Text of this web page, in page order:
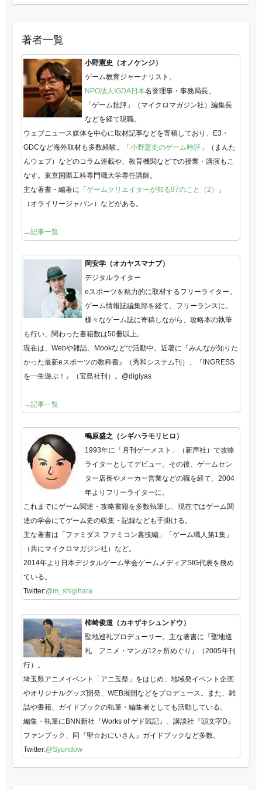
著者一覧
小野憲史（オノケンジ）
ゲーム教育ジャーナリスト。
NPO法人IGDA日本名誉理事・事務局長。
「ゲーム批評」（マイクロマガジン社）編集長
などを経て現職。
ウェブニュース媒体を中心に取材記事などを寄稿しており、E3・
GDCなど海外取材も多数経験。「小野憲史のゲーム時評」（まんた
んウェブ）などのコラム連載や、教育機関などでの授業・講演もこ
なす。東京国際工科専門職大学専任講師。
主な著書・編著に「ゲームクリエイターが知る97のこと（2）
」
（オライリージャパン）などがある。
→記事一覧
岡安学（オカヤスマナブ）
デジタルライター
eスポーツを精力的に取材するフリーライター。
ゲーム情報誌編集部を経て、フリーランスに。
様々なゲーム誌に寄稿しながら、攻略本の執筆
も行い、関わった書籍数は50冊以上。
現在は、Webや雑誌、Mookなどで活動中。近著に『みんなが知りた
かった最新eスポーツの教科書』（秀和システム刊）、『INGRESS
を一生遊ぶ！』（宝島社刊）。@digiyas
→記事一覧
鴫原盛之（シギハラモリヒロ）
1993年に「月刊ゲーメスト」（新声社）で攻略
ライターとしてデビュー。その後、ゲームセン
ター店長やメーカー営業などの職を経て、2004
年よりフリーライターに。
これまでにゲーム関連・攻略書籍を多数執筆し、現在ではゲーム関
連の学会にてゲーム史の収集・記録なども手掛ける。
主な著書は「ファミダス ファミコン裏技編」「ゲーム職人第1集」
（共にマイクロマガジン社）など。
2014年より日本デジタルゲーム学会ゲームメディアSIG代表を務め
ている。
Twitter:@m_shigihara
柿崎俊道（カキザキシュンドウ）
聖地巡礼プロデューサー。主な著書に『聖地巡
礼 アニメ・マンガ12ヶ所めぐり』（2005年刊
行）。
埼玉県アニメイベント「アニ玉祭」をはじめ、地域発イベント企画
やオリジナルグッズ開発、WEB展開などをプロデュース。また、雑
誌や書籍、ガイドブックの執筆・編集者としても活動している。
編集・執筆にBNN新社『Works of ゲド戦記』、講談社『頭文字D』
ファンブック、同『聖☆おにいさん』ガイドブックなど多数。
Twitter:@Syundow